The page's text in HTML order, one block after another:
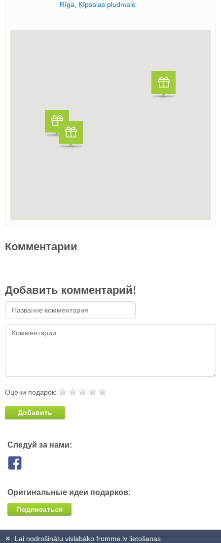
Rīga, Ķīpsalas pludmale
Комментарии
Добавить комментарий!
Оцени подарок:
Добавить
Следуй за нами:
Оригинальные идеи подарков:
Подписаться
Lai nodrošinātu vislabāko fromme.lv lietošanas
✕